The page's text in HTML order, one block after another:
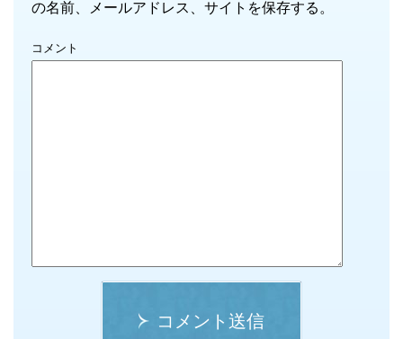
の名前、メールアドレス、サイトを保存する。
コメント
コメント送信